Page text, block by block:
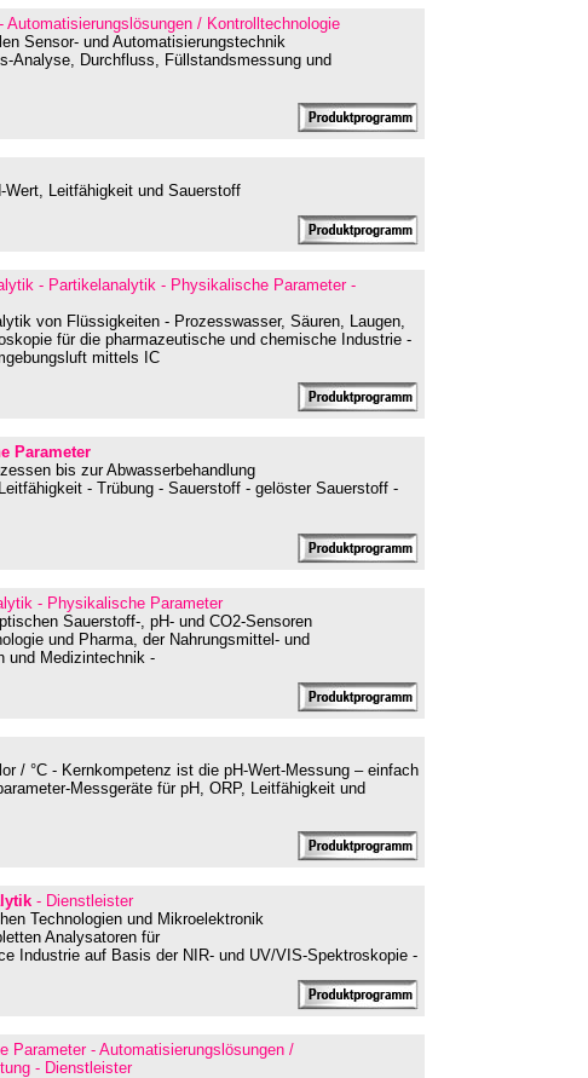
- Automatisierungslösungen / Kontrolltechnologie
Sensor- und Automatisierungstechnik
Analyse, Durchfluss, Füllstandsmessung und
Leitfähigkeit und Sauerstoff
- Partikelanalytik - Physikalische Parameter -
von Flüssigkeiten - Prozesswasser, Säuren, Laugen,
für die pharmazeutische und chemische Industrie -
mittels IC
Parameter
bis zur Abwasserbehandlung
- Trübung - Sauerstoff - gelöster Sauerstoff -
- Physikalische Parameter
Sauerstoff-, pH- und CO2-Sensoren
und Pharma, der Nahrungsmittel- und
und Medizintechnik -
/ °C - Kernkompetenz ist die pH-Wert-Messung – einfach
Messgeräte für pH, ORP, Leitfähigkeit und
- Dienstleister
Technologien und Mikroelektronik
Analysatoren für
Industrie auf Basis der NIR- und UV/VIS-Spektroskopie -
Parameter - Automatisierungslösungen /
- Dienstleister